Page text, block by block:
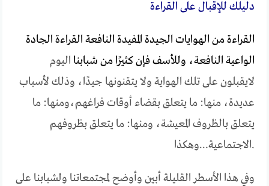
دليلك للإقبال على القراءة
القراءة من الهوايات الجيدة المفيدة النافعة القراءة الجادة
الواعية النافعة، وللأسف فإنكثيرًا من شبابنا اليوم
لايقبلون علىتلك الهواية ولايتقنونها جيدًا، وذلك لأسباب
عديدة، منها:ما يتعلقبقضاء أوقات فراغهم،ومنها:ما
يتعلقبالظروف المعيشة، ومنها:ما يتعلقبظروفهم
الاجتماعية…وهكذا .
وفي هذا الأسطر القليلة أبين وأوضحلمجتمعاتنا ولشبابنا على